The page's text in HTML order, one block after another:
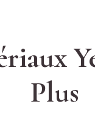
Plus